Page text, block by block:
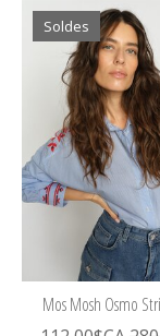
Soldes
Mos Mosh Osmo